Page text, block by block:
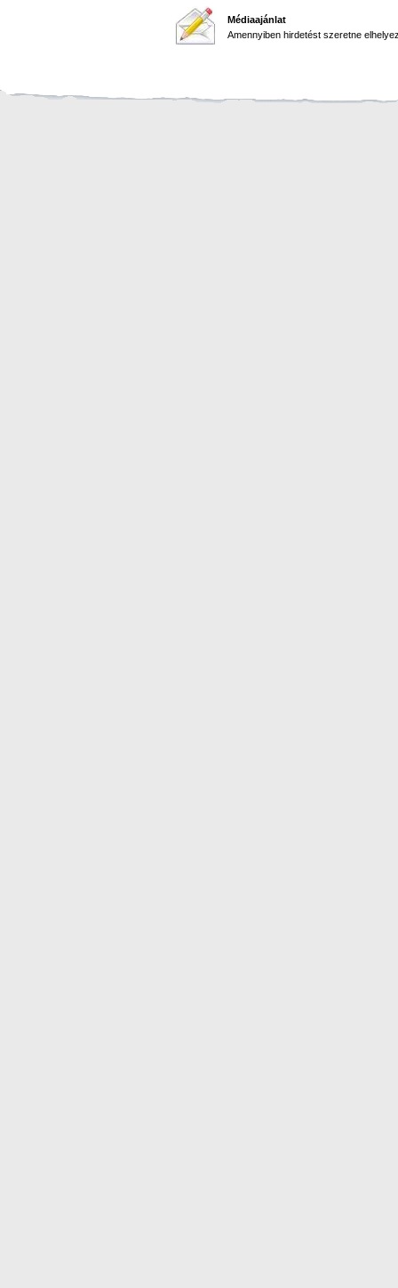
Médiaajánlat
Amennyiben hirdetést szeretne